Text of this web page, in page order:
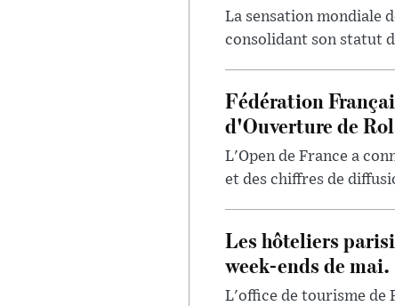
La sensation mondiale
consolidant son statut
Fédération
d'Ouverture de
L'Open de France a
et des chiffres de
Les hôteliers
week-ends de mai.
L'office de tourisme de